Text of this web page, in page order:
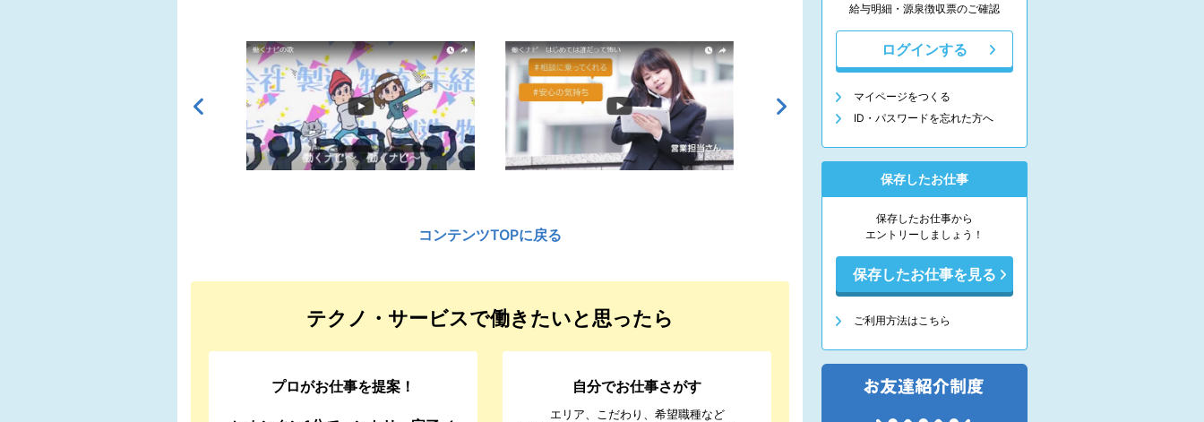
コンテンツTOPに戻る
テクノ・サービスで働きたいと思ったら
プロがお仕事を提案！ 自分でお仕事さがす
エリア、こだわり、希望職種など
給与明細・源泉徴収票のご確認
ログインする
マイページをつくる
ID・パスワードを忘れた方へ
保存したお仕事
保存したお仕事から
エントリーしましょう！
保存したお仕事を見る
ご利用方法はこちら